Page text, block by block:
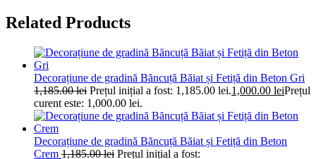
Related Products
Decorațiune de gradină Băncuță Băiat și Fetiță din Beton Gri
1,185.00lei Prețul inițial a fost: 1,185.00 lei.1,000.00 leiPrețul
curent este: 1,000.00 lei.
Decorațiune de gradină Băncuță Băiat și Fetiță din Beton
Crem 1,185.00lei Prețul inițial a fost: